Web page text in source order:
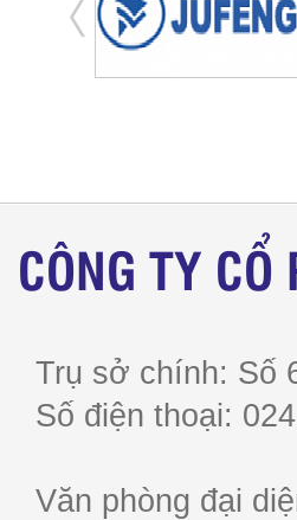
CÔNG TY
Trụ sở chính: Số
Số điện thoại:
Văn phòng đại